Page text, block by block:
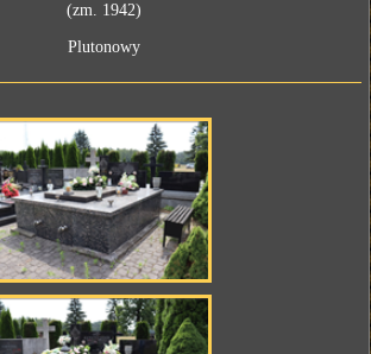
(zm. 1942)
Plutonowy